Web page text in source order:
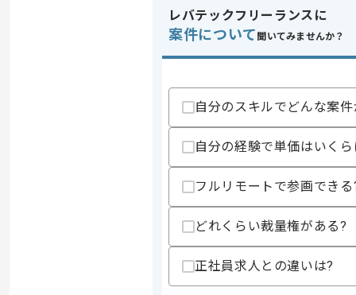
レバテックフリーランスに
案件について 聞いてみませんか？
自分のスキルでどんな案
自分の経験で単価はいく
フルリモートで参画できる
どれくらい裁量権がある?
正社員求人との違いは?